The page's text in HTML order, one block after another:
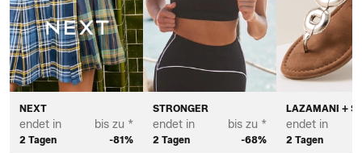
NEXT
endet in
2 Tagen
bis zu *
-81%
STRONGER
endet in
2 Tagen
bis zu *
-68%
LAZAMANI +
endet in
2 Tagen